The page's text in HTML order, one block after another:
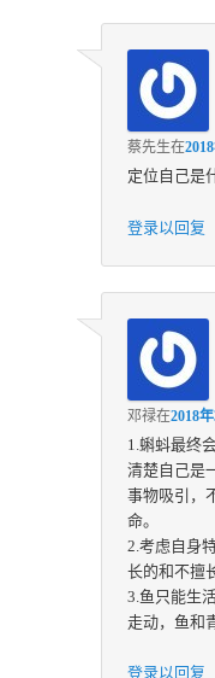
蔡先生在
定位自己是
登录以回复
邓禄在2018
1.蝌蚪最终
清楚自己是
事物吸引，
命。
2.考虑自身
长的和不擅
3.鱼只能生
走动，鱼和
登录以回复